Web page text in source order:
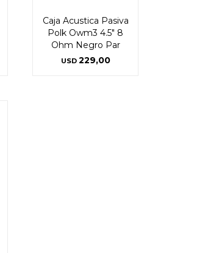
Caja Acustica Pasiva
Polk Owm3 4.5" 8
Ohm Negro Par
USD 229,00